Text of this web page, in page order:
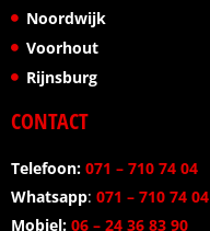
Noordwijk
Voorhout
Rijnsburg
CONTACT
Telefoon: 071 – 710 74 04
Whatsapp: 071 – 710 74 04
Mobiel: 06 – 24 36 83 90